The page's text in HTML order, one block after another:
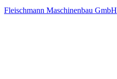
Fleischmann Maschinenbau GmbH